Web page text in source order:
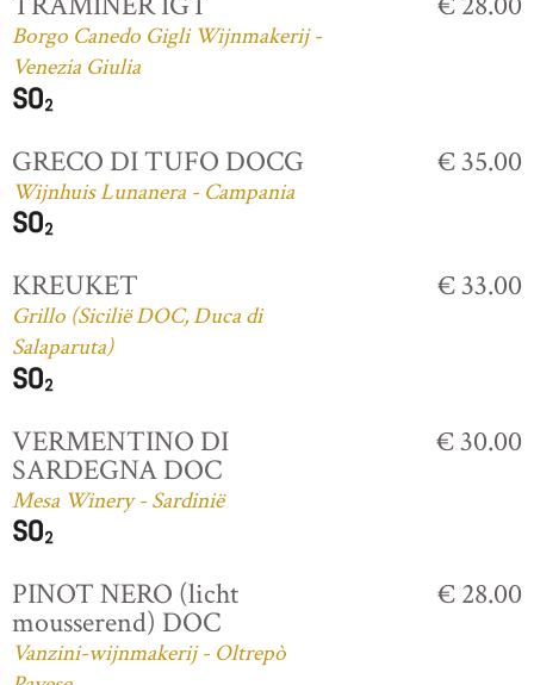
Borgo Canedo Gigli Wijnmakerij -
Venezia Giulia
GRECO DI TUFO DOCG
Wijnhuis Lunanera - Campania
€ 35.00
KREUKET
Grillo (Sicilië DOC, Duca di
Salaparuta)
€ 33.00
VERMENTINO DI
SARDEGNA DOC
Mesa Winery - Sardinië
€ 30.00
PINOT NERO (licht
mousserend) DOC
Vanzini-wijnmakerij - Oltrepò
€ 28.00